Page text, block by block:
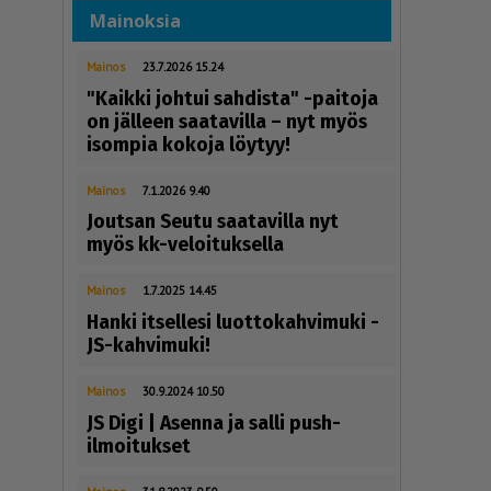
Mainoksia
Mainos 23.7.2026 15.24
"Kaikki johtui sahdista" -paitoja
on jälleen saatavilla – nyt myös
isompia kokoja löytyy!
Mainos 7.1.2026 9.40
Joutsan Seutu saatavilla nyt
myös kk-veloituksella
Mainos 1.7.2025 14.45
Hanki itsellesi luottokahvimuki -
JS-kahvimuki!
Mainos 30.9.2024 10.50
JS Digi | Asenna ja salli push-
ilmoitukset